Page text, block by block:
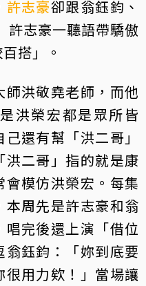
許志豪卻跟翁鈺鈞、
許志豪一聽語帶驕傲
搭」。
洪敬堯老師，而他
洪榮宏都是眾所皆
還有幫「洪二哥」
二哥」指的就是康
模仿洪榮宏。每集
周先是許志豪和翁
完後還上演「借位
鈺鈞：「妳到底要
用力欸！」當場讓